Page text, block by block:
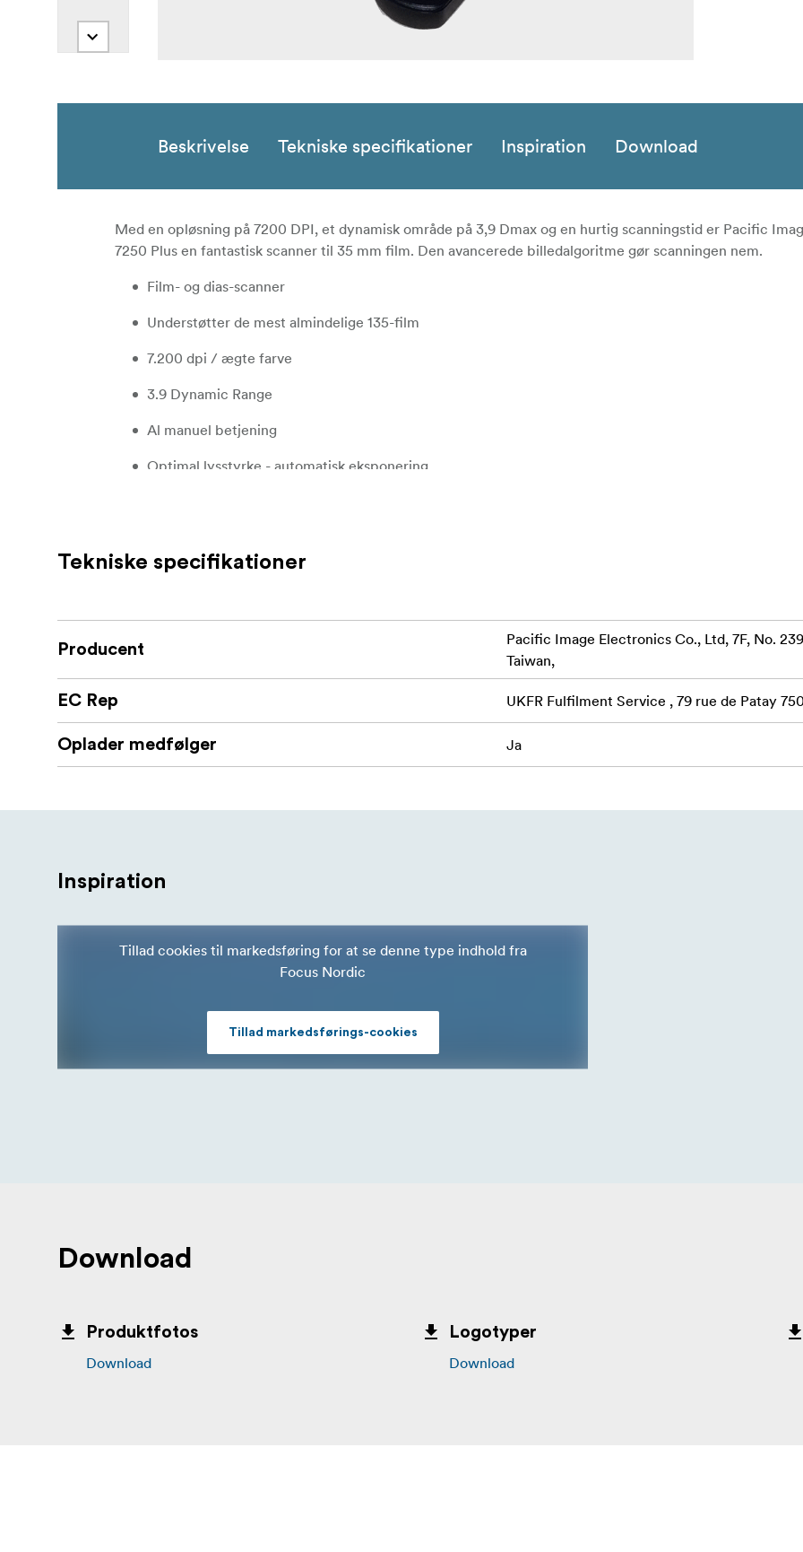
Beskrivelse Tekniske specifikationer Inspiration Download
Med en opløsning på 7200 DPI, et dynamisk område på 3,9 Dmax og en hurtig scanningstid er Pacific
7250 Plus en fantastisk scanner til 35 mm film. Den avancerede billedalgoritme gør scanningen nem.
Film- og dias-scanner
Understøtter de mest almindelige 135-film
7.200 dpi / ægte farve
3.9 Dynamic Range
Al manuel betjening
Optimal lysstyrke - automatisk eksponering
Rekonstruktion af farver - Auto Color
Scanneren har flere avancerede indstillinger, som giver dig mulighed for at få mest muligt ud af dine
ridser, i den endelige billedscanning.
Restaurering af falmede filmfarver
- Optimerer det dynamiske område. Multipass Xposure-teknologien scanner hvert
Digital støjreduktion (DNR)- Korn/støjreduktion. Isoler og håndter støj/grus i både højlys- og
gå på kompromis med billedets detaljer.
Tekniske specifikationer
Producent
Pacific Image Electronics Co., Ltd, 7F, No.
Taiwan,
EC Rep UKFR Fulfilment Service , 79 rue de Patay
Oplader medfølger Ja
Inspiration
Tillad cookies til markedsføring for at se denne type indhold fra
Focus Nordic
Tillad markedsførings-cookies
Download
Produktfotos
Download
Logotyper
Download